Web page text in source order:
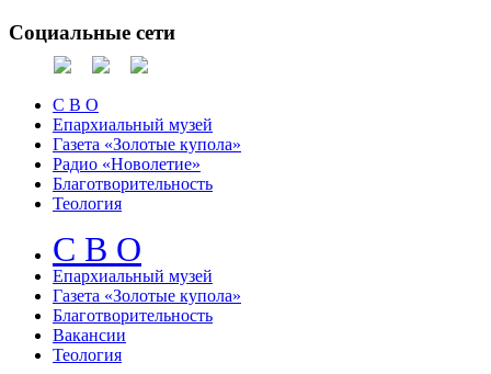
Социальные сети
С В О
Епархиальный музей
Газета «Золотые купола»
Радио «Новолетие»
Благотворительность
Теология
С В О
Епархиальный музeй
Газета «Золотые купола»
Благотворительность
Вакансии
Теология